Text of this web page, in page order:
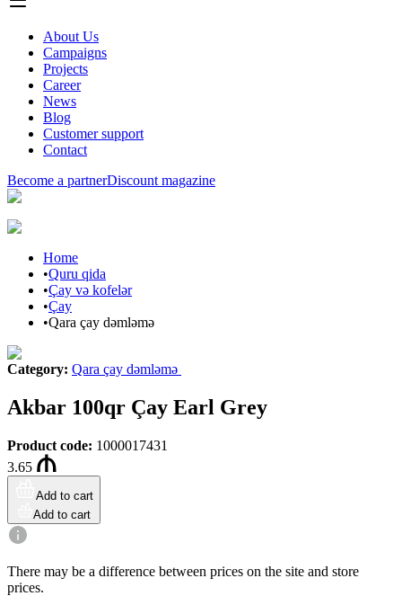
About Us
Campaigns
Projects
Career
News
Blog
Customer support
Contact
Become a partnerDiscount magazine
Home
•Quru qida
•Çay və kofelər
•Çay
•Qara çay dəmləmə
Category: Qara çay dəmləmə
Akbar 100qr Çay Earl Grey
Product code: 1000017431
3.65
Add to cart
Add to cart
There may be a difference between prices on the site and store
prices.